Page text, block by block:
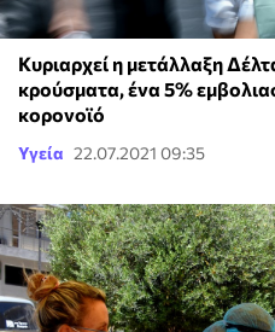
Κυριαρχεί η μετάλλαξη
κρούσματα, ένα 5%
κορονοϊό
Υγεία 22.07.2021 09:35